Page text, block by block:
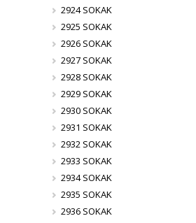
2924 SOKAK
2925 SOKAK
2926 SOKAK
2927 SOKAK
2928 SOKAK
2929 SOKAK
2930 SOKAK
2931 SOKAK
2932 SOKAK
2933 SOKAK
2934 SOKAK
2935 SOKAK
2936 SOKAK